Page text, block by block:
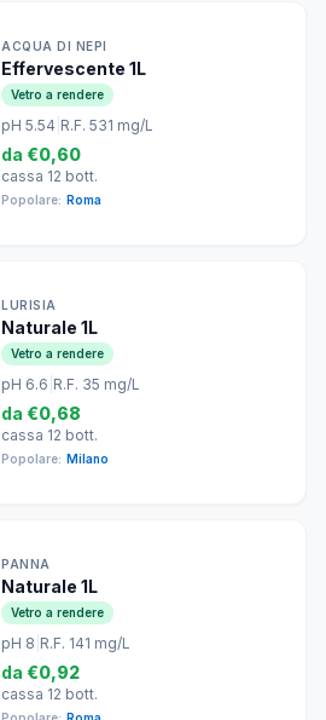
ACQUA DI NEPI
Effervescente 1L
Vetro a rendere
pH 5.54 R.F. 531 mg/L
da €0,60
cassa 12 bott.
Popolare: Roma
LURISIA
Naturale 1L
Vetro a rendere
pH 6.6 R.F. 35 mg/L
da €0,68
cassa 12 bott.
Popolare: Milano
PANNA
Naturale 1L
Vetro a rendere
pH 8 R.F. 141 mg/L
da €0,92
cassa 12 bott.